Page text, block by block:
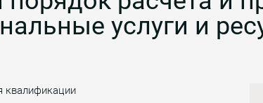
услуги и
квалификации